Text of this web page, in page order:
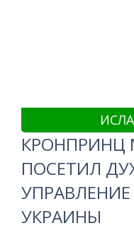
КРОНПРИНЦ
ПОСЕТИЛ
УКРАИНЫ